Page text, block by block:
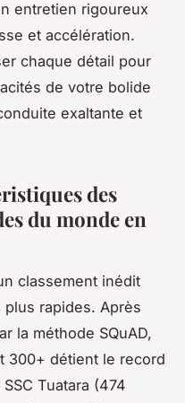
entretien rigoureux
et accélération.
chaque détail pour
de votre bolide
exaltante et
des
du monde en
classement inédit
rapides. Après
la méthode SQuAD,
300+ détient le record
Tuatara (474